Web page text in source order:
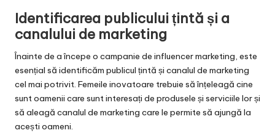
Identificarea publicului țintă și a
canalului de marketing
Înainte de a începe o campanie de influencer marketing, este
esențial să identificăm publicul țintă și canalul de marketing
cel mai potrivit. Femeile inovatoare trebuie să înțeleagă cine
sunt oamenii care sunt interesați de produsele și serviciile lor și
să aleagă canalul de marketing care le permite să ajungă la
acești oameni.